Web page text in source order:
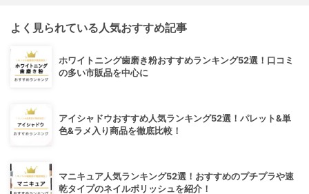
よく見られている人気おすすめ記事
ホワイトニング歯磨き粉おすすめランキング52選！口コミ
の多い市販品を中心に
アイシャドウおすすめ人気ランキング52選！パレット&単
色&ラメ入り商品を徹底比較！
マニキュア人気ランキング52選！おすすめのプチプラや速
乾タイプのネイルポリッシュを紹介！